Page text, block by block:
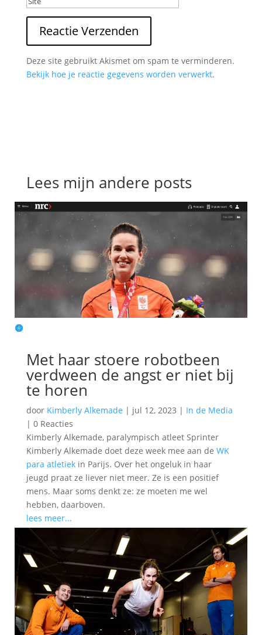
Reactie Verzenden
Deze site gebruikt Akismet om spam te verminderen.
Bekijk hoe je reactie gegevens worden verwerkt.
Lees mijn andere posts
Met haar stoere robotbeen
verdween de angst er niet bij
te horen
door Kimberly Alkemade | jul 12, 2023 | In de Media
| 0 Reacties
Kimberly Alkemade, paralympisch atleet Sprinter
Kimberly Alkemade doet deze week mee aan de WK
para atletiekin Parijs. Over het ongeluk in haar
jeugd praat ze liever niet meer. Ze is een positief
mens. Maar soms denkt ze: ze moeten me wel
hebben, daarboven.
lees meer...